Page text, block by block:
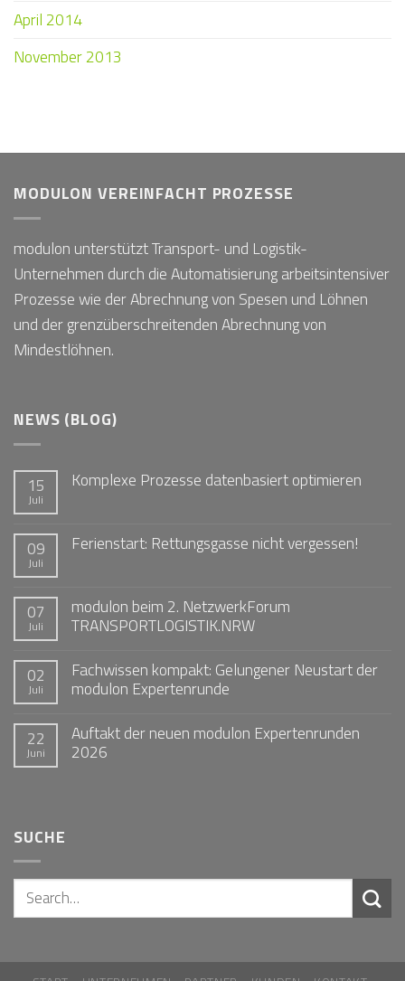
April 2014
November 2013
MODULON VEREINFACHT PROZESSE
modulon unterstützt Transport- und Logistik-
Unternehmen durch die Automatisierung arbeitsintensiver
Prozesse wie der Abrechnung von Spesen und Löhnen
und der grenzüberschreitenden Abrechnung von
Mindestlöhnen.
NEWS (BLOG)
15
Juli
Komplexe Prozesse datenbasiert optimieren
09
Juli
Ferienstart: Rettungsgasse nicht vergessen!
07
Juli
modulon beim 2. NetzwerkForum
TRANSPORTLOGISTIK.NRW
02
Juli
Fachwissen kompakt: Gelungener Neustart der
modulon Expertenrunde
22
Juni
Auftakt der neuen modulon Expertenrunden
2026
SUCHE